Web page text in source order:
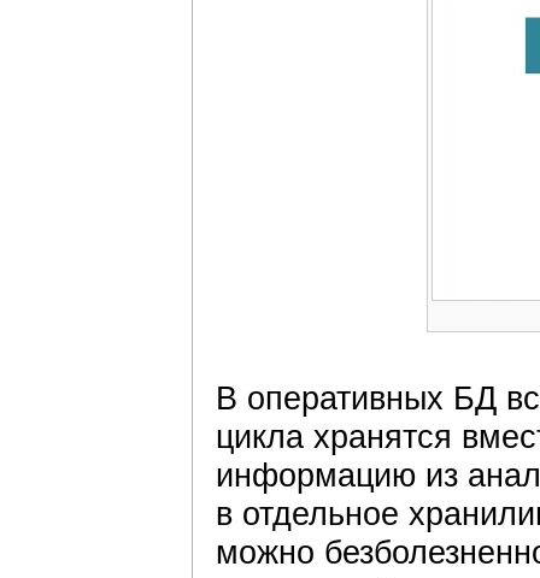
В оперативных БД
цикла хранятся
информацию из
в отдельное
можно